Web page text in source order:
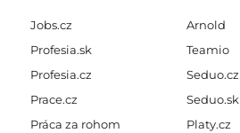
Jobs.cz
Profesia.sk
Profesia.cz
Prace.cz
Práca za rohom
Arnold
Teamio
Seduo.cz
Seduo.sk
Platy.cz